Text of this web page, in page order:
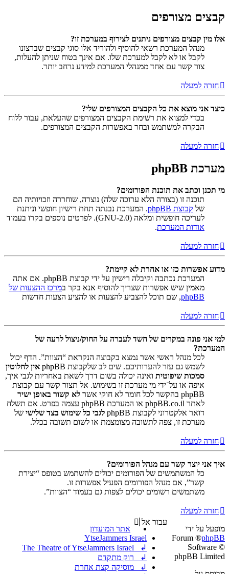
קבצים מצורפים
אלו מין קבצים מצורפים ניתנים לצירוף במערכת זו?
מנהל המערכת רשאי להוסיף ולהוריד אלו סוגי קבצים שברצונו
לקבל או לא לקבל למערכת שלו. אם אינך בטוח שניתן להעלות,
צור קשר עם אחד ממנהלי המערכת למידע נרחב יותר.
חזרה למעלה
כיצד אני מוצא את כל הקבצים המצורפים שלי?
בכדי למצוא את רשימת הקבצים המצורפים שהעלאת, עבור ללוח
הבקרה למשתמש ובחר באפשרות הקבצים המצורפים.
חזרה למעלה
מערכת phpBB
מי תכנן וכתב את תוכנת הפורומים?
תוכנה זו (בצורה הלא ערוכה שלה) נוצרה, שוחררה וזכויותיה הם
של קבוצת phpBB
. המערכת נבנתה תחת רישיון חופשי וניתנת
לעריכה חופשית ומלאה (GNU-2.0). לפרטים נוספים בקרו בעמוד
אודות המערכת.
חזרה למעלה
מדוע אפשרות כזו או אחרת לא קיימת?
המערכת נכתבה וקיבלה רישיון על ידי קבוצת phpBB. אם אתה
מאמין שיש אפשרות שצריך להוסיף אנא בקר במרכז ההצעות של
phpBB, שם תוכל להצביע להצעות או להציע הצעות חדשות
חזרה למעלה
למי אני פונה במקרים של חשד לעברה על החוק/ניצול לרעה של
המערכת?
לכל מנהל ראשי אשר נמצא בקבוצה הנקראת “הצוות”. הדף יכול
לשמש גם עזר להערותיכם. שים לב שלקבוצת phpBB
אין לחלוטין
סמכות שיפוטית ואינה יכולה בשום דרך לשאת באחריות לגבי איך,
איפה או על־ידי מי מערכת זו בשימוש. אל תצור קשר עם קבוצת
phpBB בהקשר לכל חומר לא חוקי אשר
לא קשור באופן ישיר
לאתר phpBB.co.il או המערכת phpBB עצמה בפרט. אם תשלח
דואר אלקטרוני לקבוצת phpBB
לגבי כל שימוש בצד שלישי של
מערכת זו, צפה לתשובה מצומצמת או לשום תשובה בכלל.
חזרה למעלה
איך אני יוצר קשר עם מנהל הפורומים?
כל המשתמשים של הפורומים יכולים להשתמש בטופס “יצירת
קשר”, אם מנהל הפורומים הפעיל אפשרות זו.
משתמשים רשומים יכולים לצפות גם בעמוד “הצוות”.
חזרה למעלה
עבור אל
אתר המועדון
YtseJammers Israel
↲ The Theatre of YtseJammers Israel
↲ רוק מתקדם
↲ מוסיקה קצת אחרת
מופעל על ידי
phpBB
® Forum
Software ©
phpBB Limited